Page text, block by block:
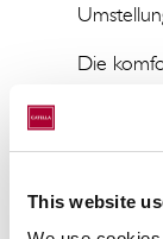
This website
Die
gut